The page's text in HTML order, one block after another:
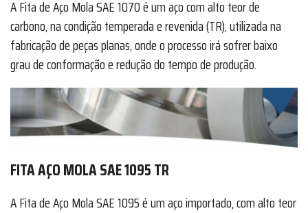
A Fita de Aço Mola SAE 1070 é um aço com alto teor de
carbono, na condição temperada e revenida (TR), utilizada na
fabricação de peças planas, onde o processo irá sofrer baixo
grau de conformação e redução do tempo de produção.
FITA AÇO MOLA SAE 1095 TR
A Fita de Aço Mola SAE 1095 é um aço importado, com alto teor